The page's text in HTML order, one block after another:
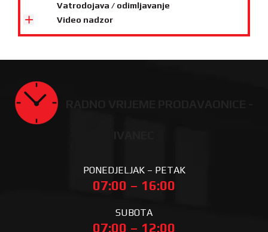
Vatrodojava / odimljavanje
Video nadzor
PONEDJELJAK – PETAK
07:00 – 16:00
SUBOTA
07:00 – 12:00